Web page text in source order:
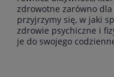
zdrowotne zarówno dla
przyjrzymy się, w jaki
zdrowie psychiczne i
je do swojego